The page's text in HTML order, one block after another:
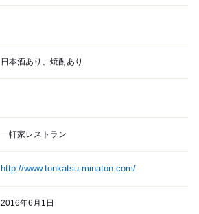
日本酒あり、焼酎あり
一軒家レストラン
http://www.tonkatsu-minaton.com/
2016年6月1日